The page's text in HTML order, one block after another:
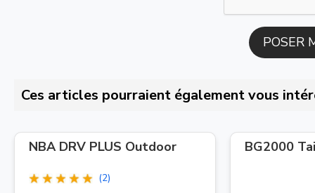
Ces articles pourraient également vous
NBA DRV PLUS Outdoor
(2)
BG2000